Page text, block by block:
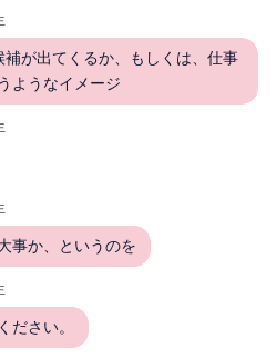
補が出てくるか、もしくは、仕事
ようなイメージ
事か、というのを
ださい。